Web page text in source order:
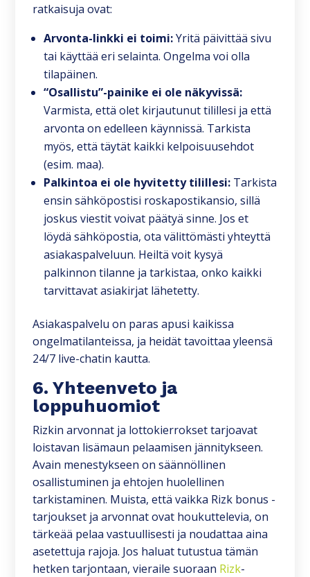
ratkaisuja ovat:
Arvonta-linkki ei toimi:Yritä päivittää sivu
tai käyttää eri selainta. Ongelma voi olla
tilapäinen.
“Osallistu”-painike ei ole näkyvissä:
Varmista, että olet kirjautunut tilillesi ja että
arvonta on edelleen käynnissä. Tarkista
myös, että täytät kaikki kelpoisuusehdot
(esim. maa).
Palkintoa ei ole hyvitetty tilillesi: Tarkista
ensin sähköpostisi roskapostikansio, sillä
joskus viestit voivat päätyä sinne. Jos et
löydä sähköpostia, ota välittömästi yhteyttä
asiakaspalveluun. Heiltä voit kysyä
palkinnon tilanne ja tarkistaa, onko kaikki
tarvittavat asiakirjat lähetetty.
Asiakaspalvelu on paras apusi kaikissa
ongelmatilanteissa, ja heidät tavoittaa yleensä
24/7 live-chatin kautta.
6. Yhteenveto ja
loppuhuomiot
Rizkin arvonnat ja lottokierrokset tarjoavat
loistavan lisämaun pelaamisen jännitykseen.
Avain menestykseen on säännöllinen
osallistuminen ja ehtojen huolellinen
tarkistaminen. Muista, että vaikka Rizk bonus -
tarjoukset ja arvonnat ovat houkuttelevia, on
tärkeää pelaa vastuullisesti ja noudattaa aina
asetettuja rajoja. Jos haluat tutustua tämän
hetken tarjontaan, vieraile suoraan Rizk-